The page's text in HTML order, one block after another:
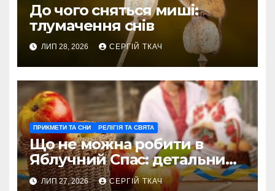
До чого сняться миші:
тлумачення снів
ЛИП 28, 2026 СЕРГІЙ ТКАЧ
ПРИКМЕТИ ТА СНИ РЕЛІГІЯ ТА СВЯТА
Що не можна робити в
Яблучний Спас: детальний
гід заборон і традицій
ЛИП 27, 2026 СЕРГІЙ ТКАЧ